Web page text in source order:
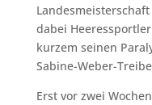
dabei
kurzem seinen
Sabine-Weber-
Erst vor zwei